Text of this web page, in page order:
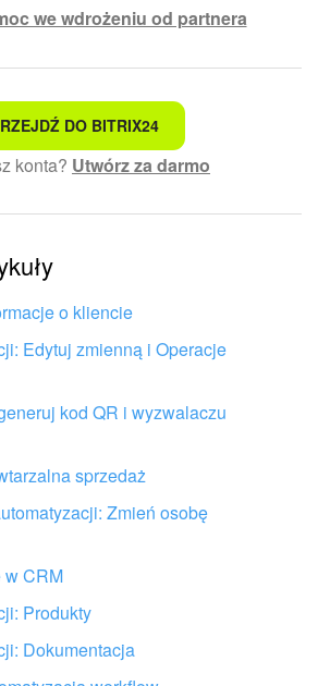
we wdrożeniu od partnera
szukam
niezrozumiały tekst
Potrzebuję więcej informacji
sposób działania tego narzędzia
pomoc przy konfiguracji
DO BITRIX24
konta? Utwórz za darmo
o kliencie
Edytuj zmienną i Operacje
kod QR i wyzwalaczu
sprzedaż
Zmień osobę
w CRM
Produkty
Dokumentacja